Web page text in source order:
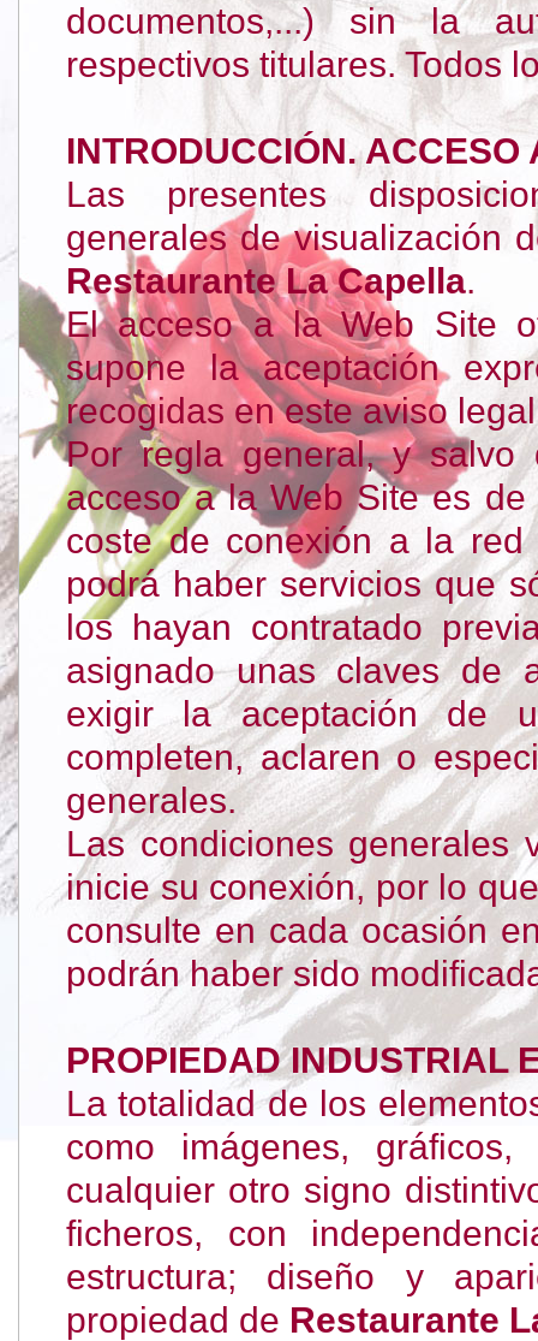
documentos,...) sin la
respectivos titulares. Todos
INTRODUCCIÓN. ACCESO
Las presentes
generales de visualización
Restaurante La Capella.
El acceso a la Web Site
supone la aceptación
recogidas en este aviso
Por regla general, y salvo
acceso a la Web Site es
coste de conexión a la red
podrá haber servicios que
los hayan contratado
asignado unas claves de
exigir la aceptación de
completen, aclaren o
generales.
Las condiciones generales
inicie su conexión, por lo
consulte en cada ocasión
podrán haber sido
PROPIEDAD INDUSTRIAL
La totalidad de los
como imágenes,
cualquier otro signo
ficheros, con
estructura; diseño y
propiedad de Restaurante